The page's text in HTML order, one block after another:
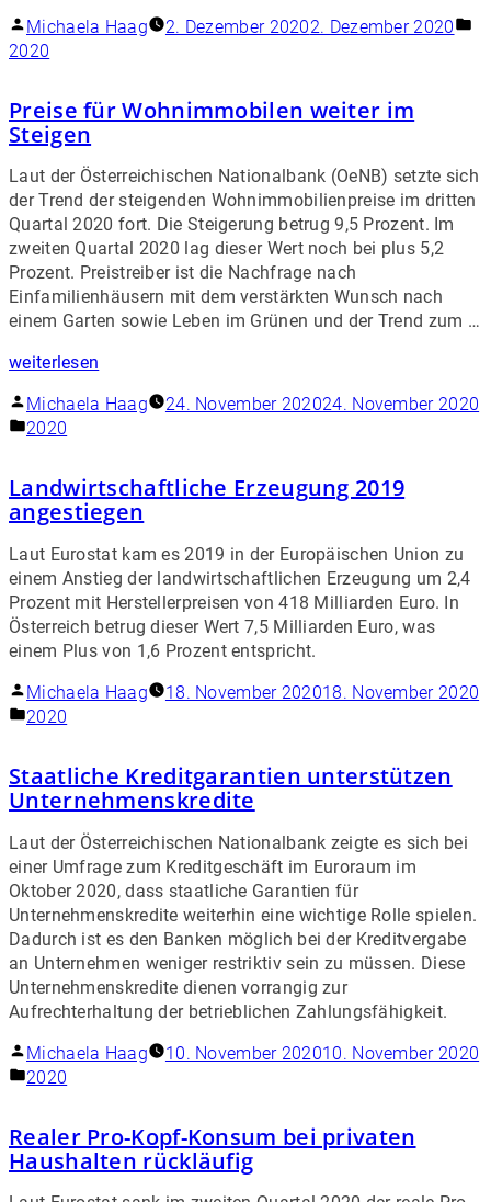
Michaela Haag
2. Dezember 20202. Dezember 2020
2020
Preise für Wohnimmobilen weiter im
Steigen
Laut der Österreichischen Nationalbank (OeNB) setzte sich
der Trend der steigenden Wohnimmobilienpreise im dritten
Quartal 2020 fort. Die Steigerung betrug 9,5 Prozent. Im
zweiten Quartal 2020 lag dieser Wert noch bei plus 5,2
Prozent. Preistreiber ist die Nachfrage nach
Einfamilienhäusern mit dem verstärkten Wunsch nach
einem Garten sowie Leben im Grünen und der Trend zum …
weiterlesen
Michaela Haag
24. November 202024. November 2020
2020
Landwirtschaftliche Erzeugung 2019
angestiegen
Laut Eurostat kam es 2019 in der Europäischen Union zu
einem Anstieg der landwirtschaftlichen Erzeugung um 2,4
Prozent mit Herstellerpreisen von 418 Milliarden Euro. In
Österreich betrug dieser Wert 7,5 Milliarden Euro, was
einem Plus von 1,6 Prozent entspricht.
Michaela Haag
18. November 202018. November 2020
2020
Staatliche Kreditgarantien unterstützen
Unternehmenskredite
Laut der Österreichischen Nationalbank zeigte es sich bei
einer Umfrage zum Kreditgeschäft im Euroraum im
Oktober 2020, dass staatliche Garantien für
Unternehmenskredite weiterhin eine wichtige Rolle spielen.
Dadurch ist es den Banken möglich bei der Kreditvergabe
an Unternehmen weniger restriktiv sein zu müssen. Diese
Unternehmenskredite dienen vorrangig zur
Aufrechterhaltung der betrieblichen Zahlungsfähigkeit.
Michaela Haag
10. November 202010. November 2020
2020
Realer Pro-Kopf-Konsum bei privaten
Haushalten rückläufig